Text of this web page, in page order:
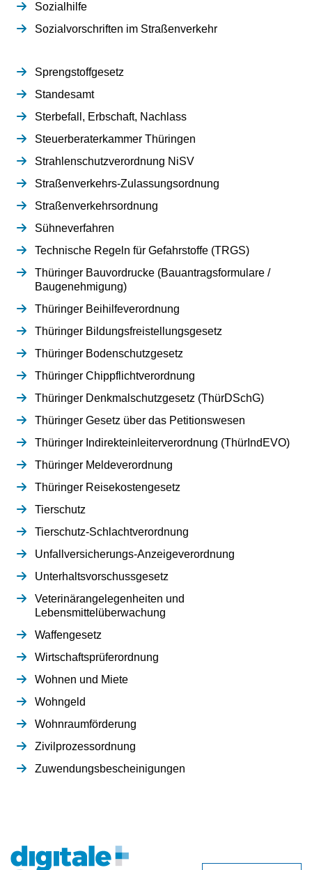
Sozialhilfe
Sozialvorschriften im Straßenverkehr
Sprengstoffgesetz
Standesamt
Sterbefall, Erbschaft, Nachlass
Steuerberaterkammer Thüringen
Strahlenschutzverordnung NiSV
Straßenverkehrs-Zulassungsordnung
Straßenverkehrsordnung
Sühneverfahren
Technische Regeln für Gefahrstoffe (TRGS)
Thüringer Bauvordrucke (Bauantragsformulare /
Baugenehmigung)
Thüringer Beihilfeverordnung
Thüringer Bildungsfreistellungsgesetz
Thüringer Bodenschutzgesetz
Thüringer Chippflichtverordnung
Thüringer Denkmalschutzgesetz (ThürDSchG)
Thüringer Gesetz über das Petitionswesen
Thüringer Indirekteinleiterverordnung (ThürIndEVO)
Thüringer Meldeverordnung
Thüringer Reisekostengesetz
Tierschutz
Tierschutz-Schlachtverordnung
Unfallversicherungs-Anzeigeverordnung
Unterhaltsvorschussgesetz
Veterinärangelegenheiten und
Lebensmittelüberwachung
Waffengesetz
Wirtschaftsprüferordnung
Wohnen und Miete
Wohngeld
Wohnraumförderung
Zivilprozessordnung
Zuwendungsbescheinigungen